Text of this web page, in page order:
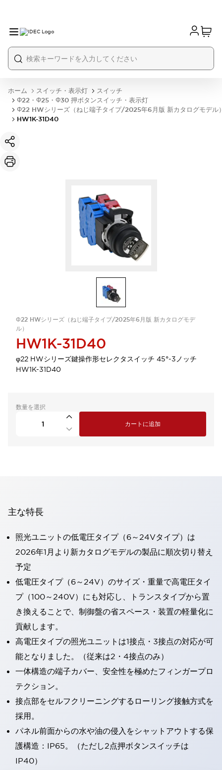
ホーム スイッチ・表示灯
スイッチ
Φ22・Φ25・Φ30 押ボタンスイッチ・表示灯
Φ22 HWシリーズ（ねじ端子タイプ/2025年6月版 新カタログモデル
HW1K-31D40
Φ22 HWシリーズ（ねじ端子タイプ/2025年6月版 新カタログモデ
ル）
HW1K-31D40
φ22 HWシリーズ鍵操作形セレクタスイッチ 45°-3ノッチ
HW1K-31D40
数量を選択
カートに追加
主な特長
照光ユニットの低電圧タイプ（6～24Vタイプ）は
2026年1月より新カタログモデルの製品に順次切り替え
予定
低電圧タイプ（6～24V）のサイズ・重量で高電圧タイ
プ（100～240V）にも対応し、トランスタイプから置
き換えることで、制御盤の省スペース・装置の軽量化に
貢献します。
高電圧タイプの照光ユニットは1接点・3接点の対応が可
能となりました。（従来は2・4接点のみ）
一体構造の端子カバー、安全性を極めたフィンガープロ
テクション。
接点部をセルフクリーニングするローリング接触方式を
採用。
パネル前面からの水や油の侵入をシャットアウトする保
護構造：IP65。（ただし2点押ボタンスイッチは
IP40）